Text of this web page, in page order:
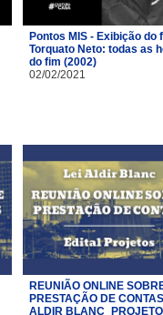
Pontos MIS - Exibição do
Torquato Neto: todas as
do fim (2002)
02/02/2021
REUNIÃO ONLINE
PRESTAÇÃO DE
ALDIR